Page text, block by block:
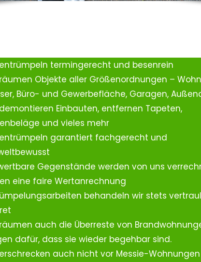
termingerecht und besenrein
Objekte aller Größenordnungen –
Büro- und Gewerbefläche, Garagen,
Einbauten, entfernen Tapeten,
und vieles mehr
garantiert fachgerecht und
Gegenstände werden von uns
eine faire Wertanrechnung
behandeln wir stets
auch die Überreste von
dafür, dass sie wieder begehbar sind.
auch nicht vor Messie-